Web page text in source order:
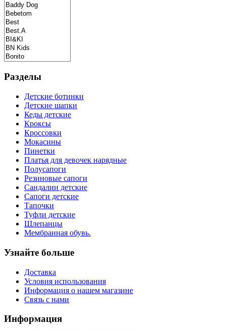
Разделы
Детские ботинки
Детские шапки
Кеды детские
Кроксы
Кроссовки
Мокасины
Пинетки
Платья для девочек нарядные
Полусапоги
Резиновые сапоги
Сандалии детские
Сапоги детские
Тапочки
Туфли детские
Шлепанцы
Мембранная обувь.
Узнайте больше
Доставка
Условия использования
Информация о нашем магазине
Связь с нами
Информация